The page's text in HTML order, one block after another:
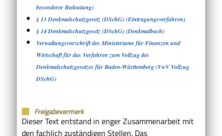
besonderer Bedeutung)
§ 13 Denkmalschutzgesetz (DSchG) (Eintragungsverfahren)
§ 14 Denkmalschutzgesetz (DSchG) (Denkmalbuch)
Verwaltungsvorschrift des Ministeriums für Finanzen und
Wirtschaft für das Verfahren zum Vollzug des
Denkmalschutzgesetzes für Baden-Württemberg (VwV Vollzug
DSchG)
Freigabevermerk
Dieser Text entstand in enger Zusammenarbeit mit
den fachlich zuständigen Stellen. Das